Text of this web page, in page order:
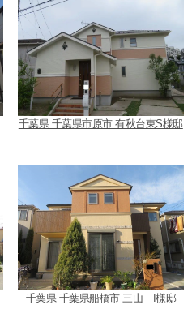
千葉県 千葉県市原市 有秋台東S様邸
千葉県 千葉県船橋市 三山 I様邸